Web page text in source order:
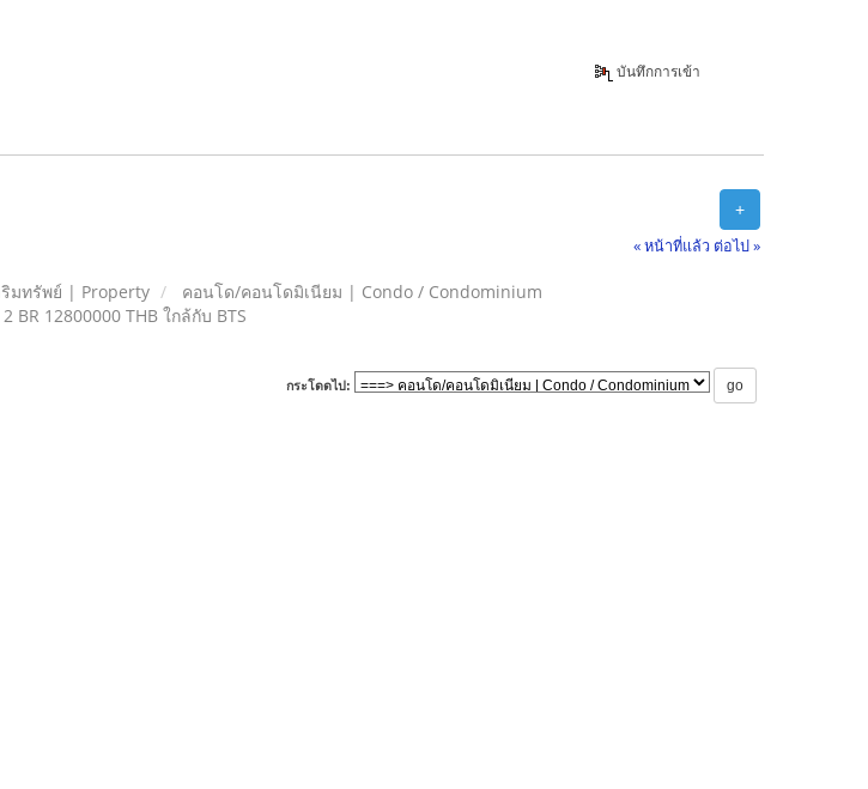
บันทึกการเข้า
+
« หน้าที่แล้ว ต่อไป »
มทรัพย์ | Property
คอนโด/คอนโดมิเนียม | Condo / Condominium
12800000 THB ใกล้กับ BTS
กระโดดไป: